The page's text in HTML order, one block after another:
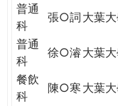
普通
科
張○詞 大葉
普通
科
徐○濬大葉
餐飲
科
陳○寒 大葉